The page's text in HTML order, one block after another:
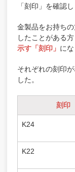
「刻印」を確認し
金製品をお持ち
したことがある
示す「刻印」 にな
それぞれの刻印
した。
刻印
K24
K22